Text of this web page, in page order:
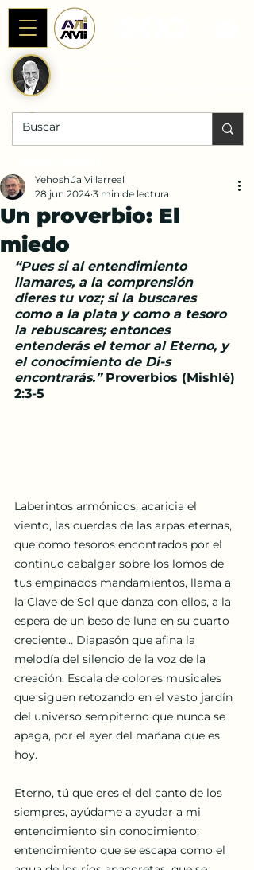
Un proverbio: El
miedo
Yehoshúa Villarreal
28 jun 2024 3 min de lectura
“Pues si al entendimiento
llamares, a la comprensión
dieres tu voz; si la buscares
como a la plata y como a tesoro
la rebuscares; entonces
entenderás el temor al Eterno, y
el conocimiento de Di-s
encontrarás.” Proverbios (Mishlé)
2:3-5
Laberintos armónicos, acaricia el
viento, las cuerdas de las arpas eternas,
que como tesoros encontrados por el
continuo cabalgar sobre los lomos de
tus empinados mandamientos, llama a
la Clave de Sol que danza con ellos, a la
espera de un beso de luna en su cuarto
creciente… Diapasón que afina la
melodía del silencio de la voz de la
creación. Escala de colores musicales
que siguen retozando en el vasto jardín
del universo sempiterno que nunca se
apaga, por el ayer del mañana que es
hoy.
Eterno, tú que eres el del canto de los
siempres, ayúdame a ayudar a mi
entendimiento sin conocimiento;
entendimiento que se escapa como el